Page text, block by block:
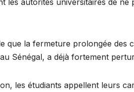
que la fermeture prolongée des
Sénégal, a déjà fortement
les étudiants appellent leurs